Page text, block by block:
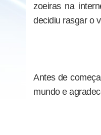
zoeiras na
decidiu rasgar o
Antes de
mundo e